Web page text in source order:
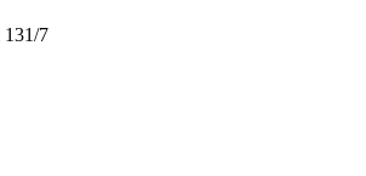
131/7